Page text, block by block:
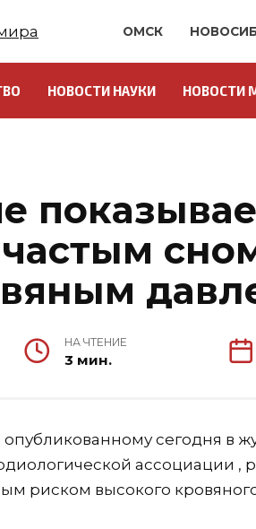
ОМСК
НОВОСТИ НАУКИ НОВОСТИ
НА ЧТЕНИЕ
3 мин.
сегодня в
ассоциации ,
риском высокого